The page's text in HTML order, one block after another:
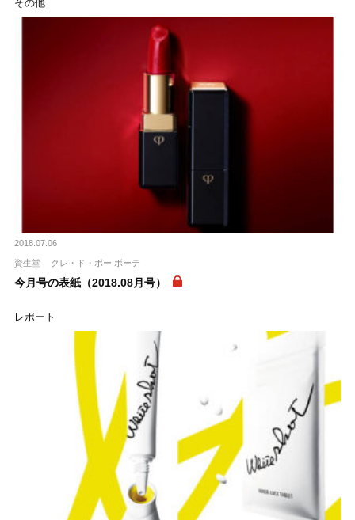
その他
2018.07.06
資生堂 クレ・ド・ポー ボーテ
今月号の表紙（2018.08月号）
レポート